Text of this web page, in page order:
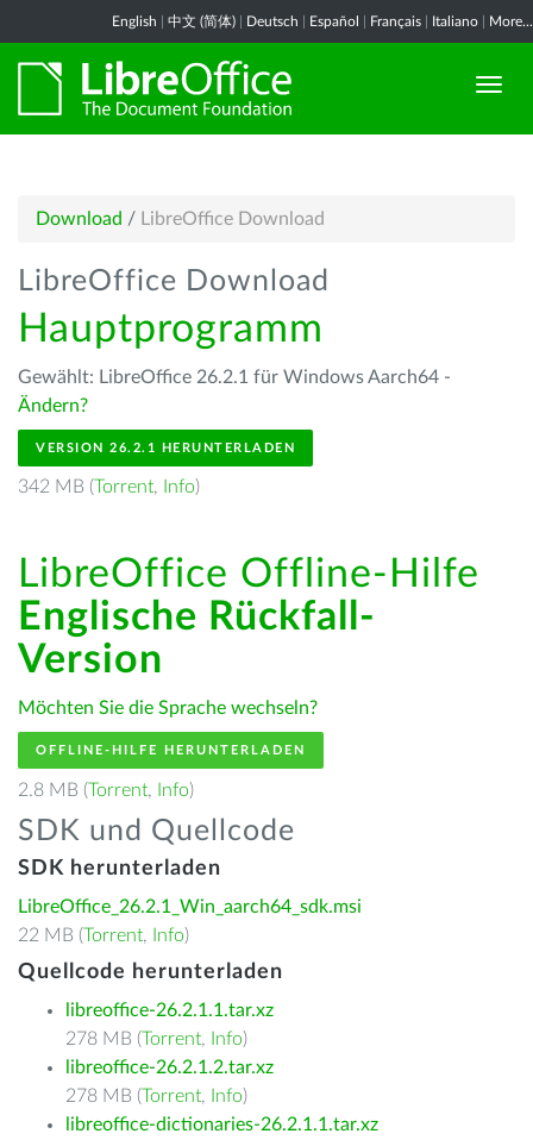
English 中文 (简体) Deutsch Español Français Italiano More...
Download / LibreOffice Download
LibreOffice Download
Hauptprogramm
Gewählt: LibreOffice 26.2.1 für Windows Aarch64 -
Ändern?
VERSION 26.2.1 HERUNTERLADEN
342 MB (Torrent, Info)
LibreOffice Offline-Hilfe
Englische Rückfall-
Version
Möchten Sie die Sprache wechseln?
OFFLINE-HILFE HERUNTERLADEN
2.8 MB (Torrent, Info)
SDK und Quellcode
SDK herunterladen
LibreOffice_26.2.1_Win_aarch64_sdk.msi
22 MB (Torrent, Info)
Quellcode herunterladen
libreoffice-26.2.1.1.tar.xz
278 MB (Torrent, Info)
libreoffice-26.2.1.2.tar.xz
278 MB (Torrent, Info)
libreoffice-dictionaries-26.2.1.1.tar.xz